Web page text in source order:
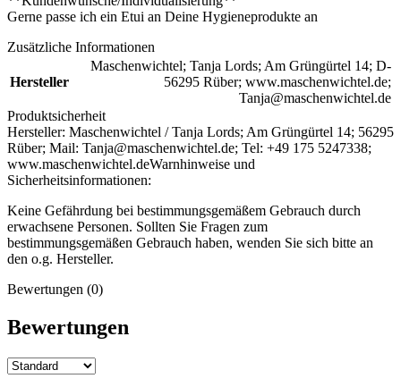
Gerne passe ich ein Etui an Deine Hygieneprodukte an
Zusätzliche Informationen
Hersteller
Maschenwichtel; Tanja Lords; Am Grüngürtel 14; D-
56295 Rüber; www.maschenwichtel.de;
Tanja@maschenwichtel.de
Produktsicherheit
Hersteller: Maschenwichtel / Tanja Lords; Am Grüngürtel 14; 56295
Rüber; Mail: Tanja@maschenwichtel.de; Tel: +49 175 5247338;
www.maschenwichtel.deWarnhinweise und
Sicherheitsinformationen:
Keine Gefährdung bei bestimmungsgemäßem Gebrauch durch
erwachsene Personen. Sollten Sie Fragen zum
bestimmungsgemäßen Gebrauch haben, wenden Sie sich bitte an
den o.g. Hersteller.
Bewertungen (0)
Bewertungen